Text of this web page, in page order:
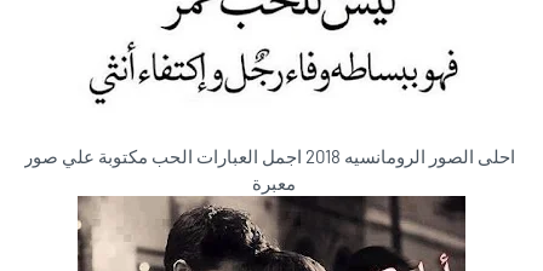
احلى الصور الرومانسيه 2018 اجمل العبارات الحب مكتوبة علي صور
معبرة